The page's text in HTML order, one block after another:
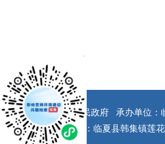
版权所有：临夏县人民政府 承办单位：
址：临夏县韩集镇莲
x